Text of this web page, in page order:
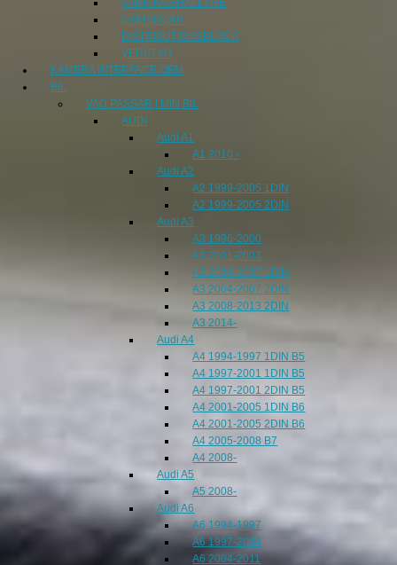
SÄKRINGAR
DISTRIBUTIONSBLOCK
VERKTYG
KAMERA INTERFACE OEM
BIL
VAD PASSAR I MIN BIL
AUDI
Audi A1
A1 2010 -
Audi A2
A2 1999-2005 1DIN
A2 1999-2005 2DIN
Audi A3
A3 1996-2000
A3 2001-2003
A3 2004-2007 1DIN
A3 2004-2007 2DIN
A3 2008-2013 2DIN
A3 2014-
Audi A4
A4 1994-1997 1DIN B5
A4 1997-2001 1DIN B5
A4 1997-2001 2DIN B5
A4 2001-2005 1DIN B6
A4 2001-2005 2DIN B6
A4 2005-2008 B7
A4 2008-
Audi A5
A5 2008-
Audi A6
A6 1994-1997
A6 1997-2004
A6 2004-2011